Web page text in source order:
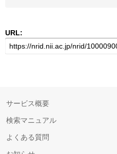
URL:
サービス概要
検索マニュアル
よくある質問